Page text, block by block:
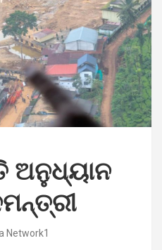
ଅନୁଧ୍ୟାନ
Network1